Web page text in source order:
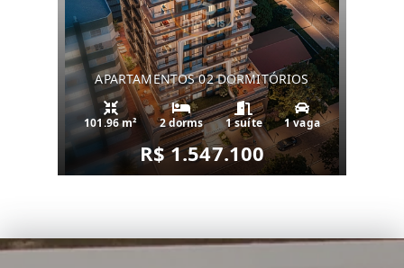
APARTAMENTOS 02 DORMITÓRIOS
101.96 m² 2 dorms 1 suíte 1 vaga
R$ 1.547.100